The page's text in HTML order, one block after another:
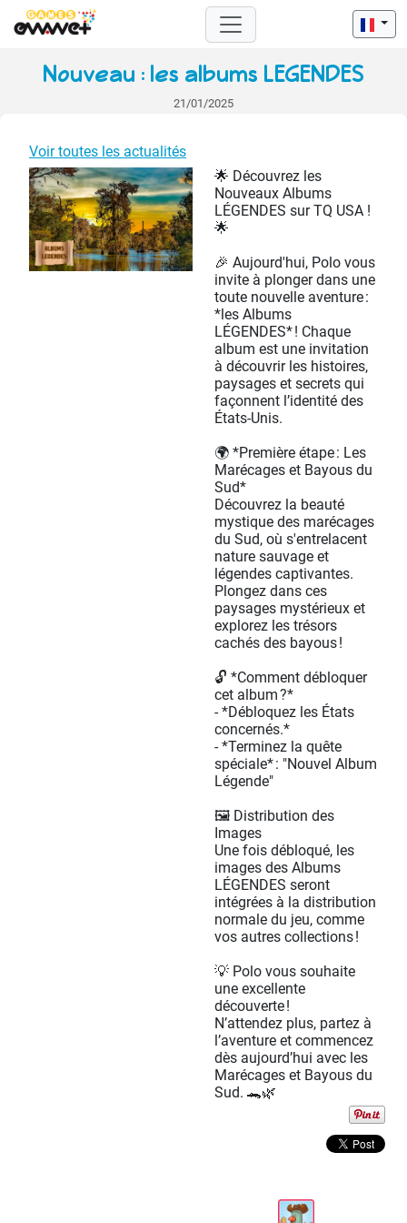
Nouveau : les albums LEGENDES
21/01/2025
Voir toutes les actualités
🌟 Découvrez les
Nouveaux Albums
LÉGENDES sur TQ USA !
🌟
🎉 Aujourd'hui, Polo vous
invite à plonger dans une
toute nouvelle aventure :
*les Albums
LÉGENDES* ! Chaque
album est une invitation
à découvrir les histoires,
paysages et secrets qui
façonnent l’identité des
États-Unis.
🌍 *Première étape : Les
Marécages et Bayous du
Sud*
Découvrez la beauté
mystique des marécages
du Sud, où s'entrelacent
nature sauvage et
légendes captivantes.
Plongez dans ces
paysages mystérieux et
explorez les trésors
cachés des bayous !
🔓 *Comment débloquer
cet album ?*
- *Débloquez les États
concernés.*
- *Terminez la quête
spéciale* : "Nouvel Album
Légende"
🖼️ Distribution des
Images
Une fois débloqué, les
images des Albums
LÉGENDES seront
intégrées à la distribution
normale du jeu, comme
vos autres collections !
💡 Polo vous souhaite
une excellente
découverte !
N’attendez plus, partez à
l’aventure et commencez
dès aujourd’hui avec les
Marécages et Bayous du
Sud. 🐊🌿